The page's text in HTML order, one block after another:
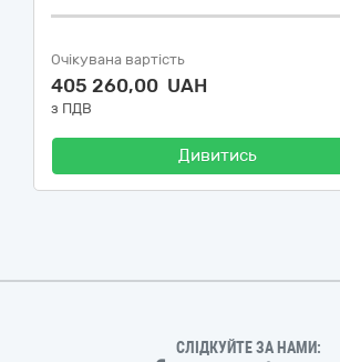
Очікувана вартість
405 260,00 UAH
з ПДВ
Дивитись
СЛІДКУЙТЕ ЗА НАМИ: